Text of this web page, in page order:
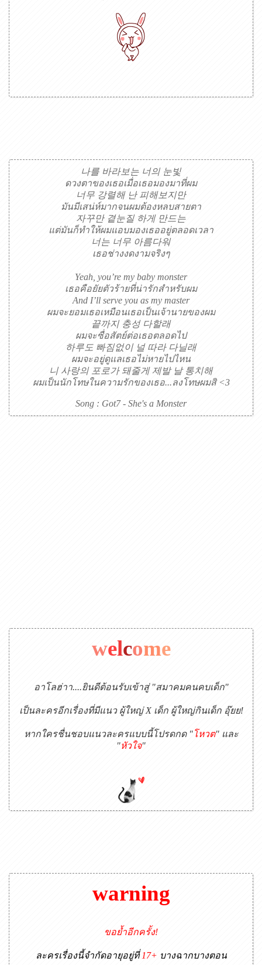
나를 바라보는 너의 눈빛
ดวงตาของเธอเมื่อเธอมองมาที่ผม
너무 강렬해 난 피해보지만
มันมีเสน่ห์มากจนผมต้องหลบสายตา
자꾸만 곁눈질 하게 만드는
แต่มันก็ทำให้ผมแอบมองเธออยู่ตลอดเวลา
너는 너무 아름다워
เธอช่างงดงามจริงๆ
Yeah, you’re my baby monster
เธอคือยัยตัวร้ายที่น่ารักสำหรับผม
And I’ll serve you as my master
ผมจะยอมเธอเหมือนเธอเป็นเจ้านายของผม
끝까지 충성 다할래
ผมจะซื่อสัตย์ต่อเธอตลอดไป
하루도 빠짐없이 널 따라 다닐래
ผมจะอยู่ดูแลเธอไม่หายไปไหน
니 사랑의 포로가 돼줄게 제발 날 통치해
ผมเป็นนักโทษในความรักของเธอ...ลงโทษผมสิ <3
Song : Got7 - She's a Monster
welcome
อาโลฮ่าา....ยินดีต้อนรับเข้าสู่ "สมาคมคนคบเด็ก"
เป็นละครอีกเรื่องที่มีแนว ผู้ใหญ่ X เด็ก ผู้ใหญ่กินเด็ก อุ๊ยย!
หากใครชื่นชอบแนวละครแบบนี้โปรดกด "โหวต" และ
"หัวใจ"
warning
ขอย้ำอีกครั้ง!
ละครเรื่องนี้จำกัดอายุอยู่ที่ 17+ บางฉากบางตอน